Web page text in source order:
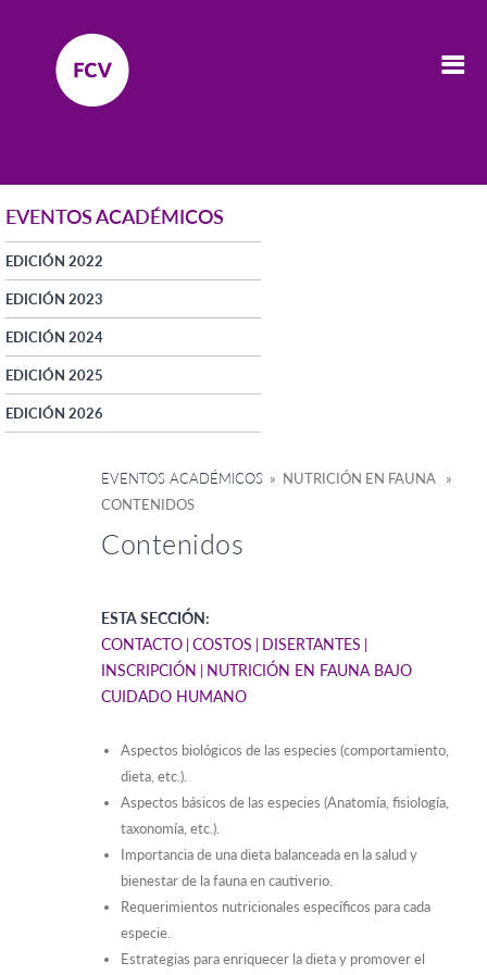
EVENTOS ACADÉMICOS
EDICIÓN 2022
EDICIÓN 2023
EDICIÓN 2024
EDICIÓN 2025
EDICIÓN 2026
EVENTOS ACADÉMICOS » NUTRICIÓN EN FAUNA »
CONTENIDOS
Contenidos
ESTA SECCIÓN:
CONTACTO COSTOS
DISERTANTES
INSCRIPCIÓN
NUTRICIÓN EN FAUNA BAJO
CUIDADO HUMANO
Aspectos biológicos de las especies (comportamiento,
dieta, etc.).
Aspectos básicos de las especies (Anatomía, fisiología,
taxonomía, etc.).
Importancia de una dieta balanceada en la salud y
bienestar de la fauna en cautiverio.
Requerimientos nutricionales específicos para cada
especie.
Estrategias para enriquecer la dieta y promover el